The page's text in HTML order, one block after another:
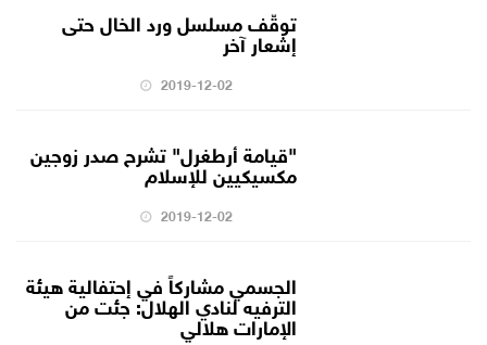
توقّف مسلسل ورد الخال حتى
إشعار آخر
2019-12-02
"قيامة أرطغرل" تشرح صدر زوجين
مكسيكيين للإسلام
2019-12-02
الجسمي مشاركاً في إحتفالية هيئة
الترفيه لنادي الهلال: جئت من
الإمارات هلالي